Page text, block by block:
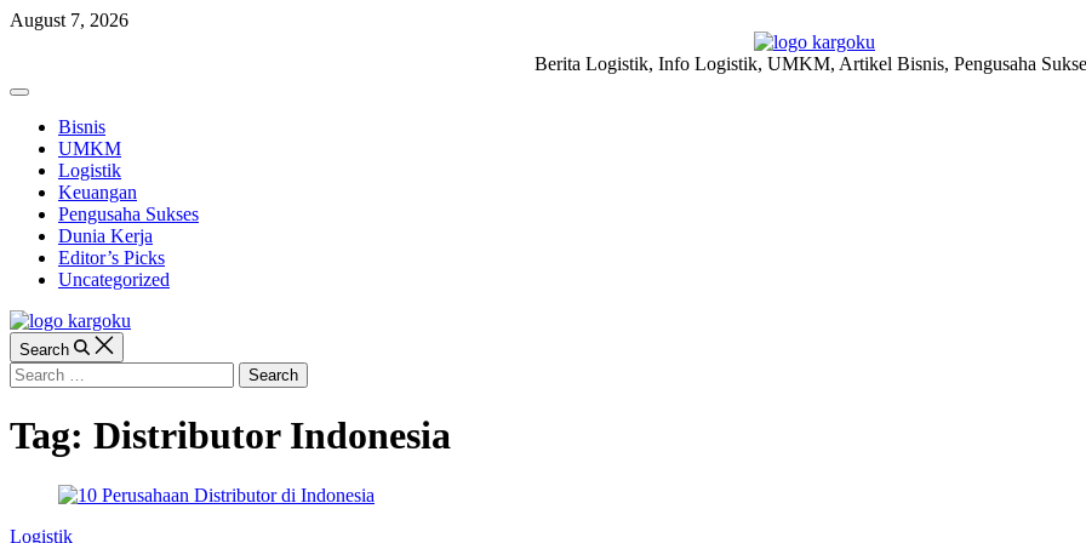
Skip
August 7, 2026
Berita Logistik, Info Logistik, UMKM, Artikel Bisnis, Pengusaha
Off
CanvasBisnis
UMKM
Logistik
Keuangan
Pengusaha Sukses
Dunia Kerja
Editor’s Picks
Uncategorized
Search
Search
for:
Tag: Distributor Indonesia
Categories
Logistik